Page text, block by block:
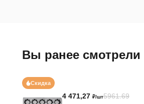
Вы ранее смотрели
4 471,27 ₽/шт5961.69
Скидка